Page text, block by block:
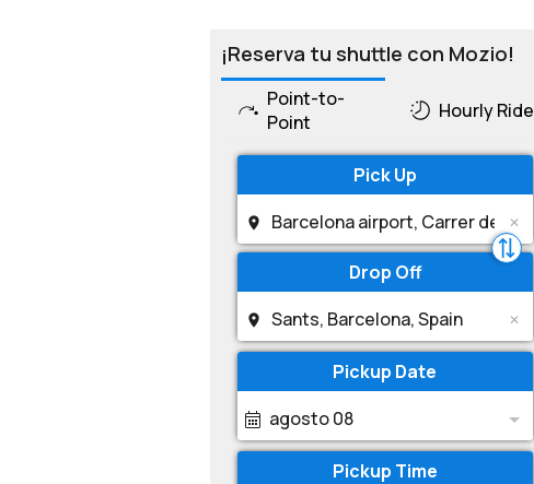
¡Reserva tu shuttle con Mozio!
Point-to-
Point
Hourly Ride
Pick Up
Drop Off
Pickup Date
agosto 08
Pickup Time